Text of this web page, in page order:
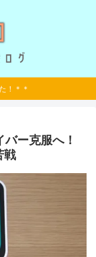
！＊＊
バー克服へ！
戦